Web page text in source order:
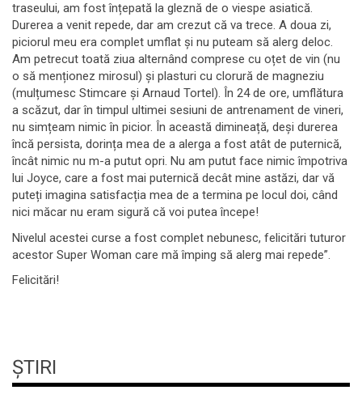
traseului, am fost înțepată la gleznă de o viespe asiatică.
Durerea a venit repede, dar am crezut că va trece. A doua zi,
piciorul meu era complet umflat și nu puteam să alerg deloc.
Am petrecut toată ziua alternând comprese cu oțet de vin (nu
o să menționez mirosul) și plasturi cu clorură de magneziu
(mulțumesc Stimcare și Arnaud Tortel). În 24 de ore, umflătura
a scăzut, dar în timpul ultimei sesiuni de antrenament de vineri,
nu simțeam nimic în picior. În această dimineață, deși durerea
încă persista, dorința mea de a alerga a fost atât de puternică,
încât nimic nu m-a putut opri. Nu am putut face nimic împotriva
lui Joyce, care a fost mai puternică decât mine astăzi, dar vă
puteți imagina satisfacția mea de a termina pe locul doi, când
nici măcar nu eram sigură că voi putea începe!
Nivelul acestei curse a fost complet nebunesc, felicitări tuturor
acestor Super Woman care mă împing să alerg mai repede”.
Felicitări!
ȘTIRI